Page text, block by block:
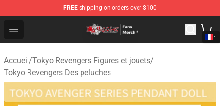
FREE shipping on orders over $100
Open menu
Tokyo Revengers Store - Official Tokyo Revengers
Accueil/Tokyo Revengers Figures et jouets/
Tokyo Revengers Des peluches